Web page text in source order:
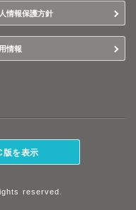
情報保護方針
情報
版を表示
reserved.